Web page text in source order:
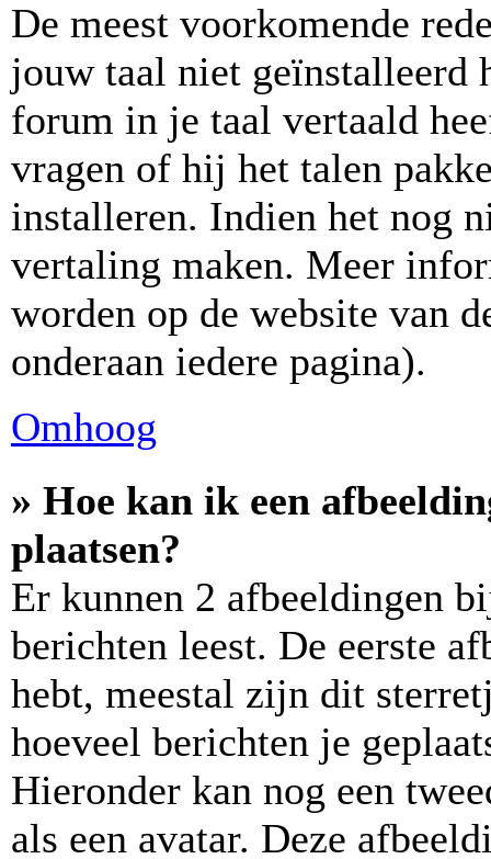
De meest voorkomende
jouw taal niet geïnstalleerd
forum in je taal vertaald
vragen of hij het talen
installeren. Indien het nog
vertaling maken. Meer
worden op de website van
onderaan iedere pagina).
Omhoog
» Hoe kan ik een
plaatsen?
Er kunnen 2 afbeeldingen
berichten leest. De eerste
hebt, meestal zijn dit
hoeveel berichten je
Hieronder kan nog een
als een avatar. Deze